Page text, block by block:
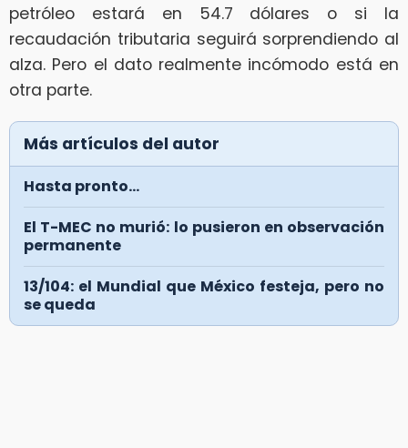
petróleo estará en 54.7 dólares o si la
recaudación tributaria seguirá sorprendiendo al
alza. Pero el dato realmente incómodo está en
otra parte.
Más artículos del autor
Hasta pronto...
El T-MEC no murió: lo pusieron en observación
permanente
13/104: el Mundial que México festeja, pero no
se queda